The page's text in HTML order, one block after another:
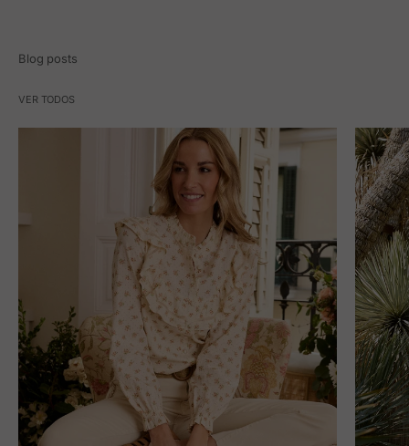
Blog posts
VER TODOS